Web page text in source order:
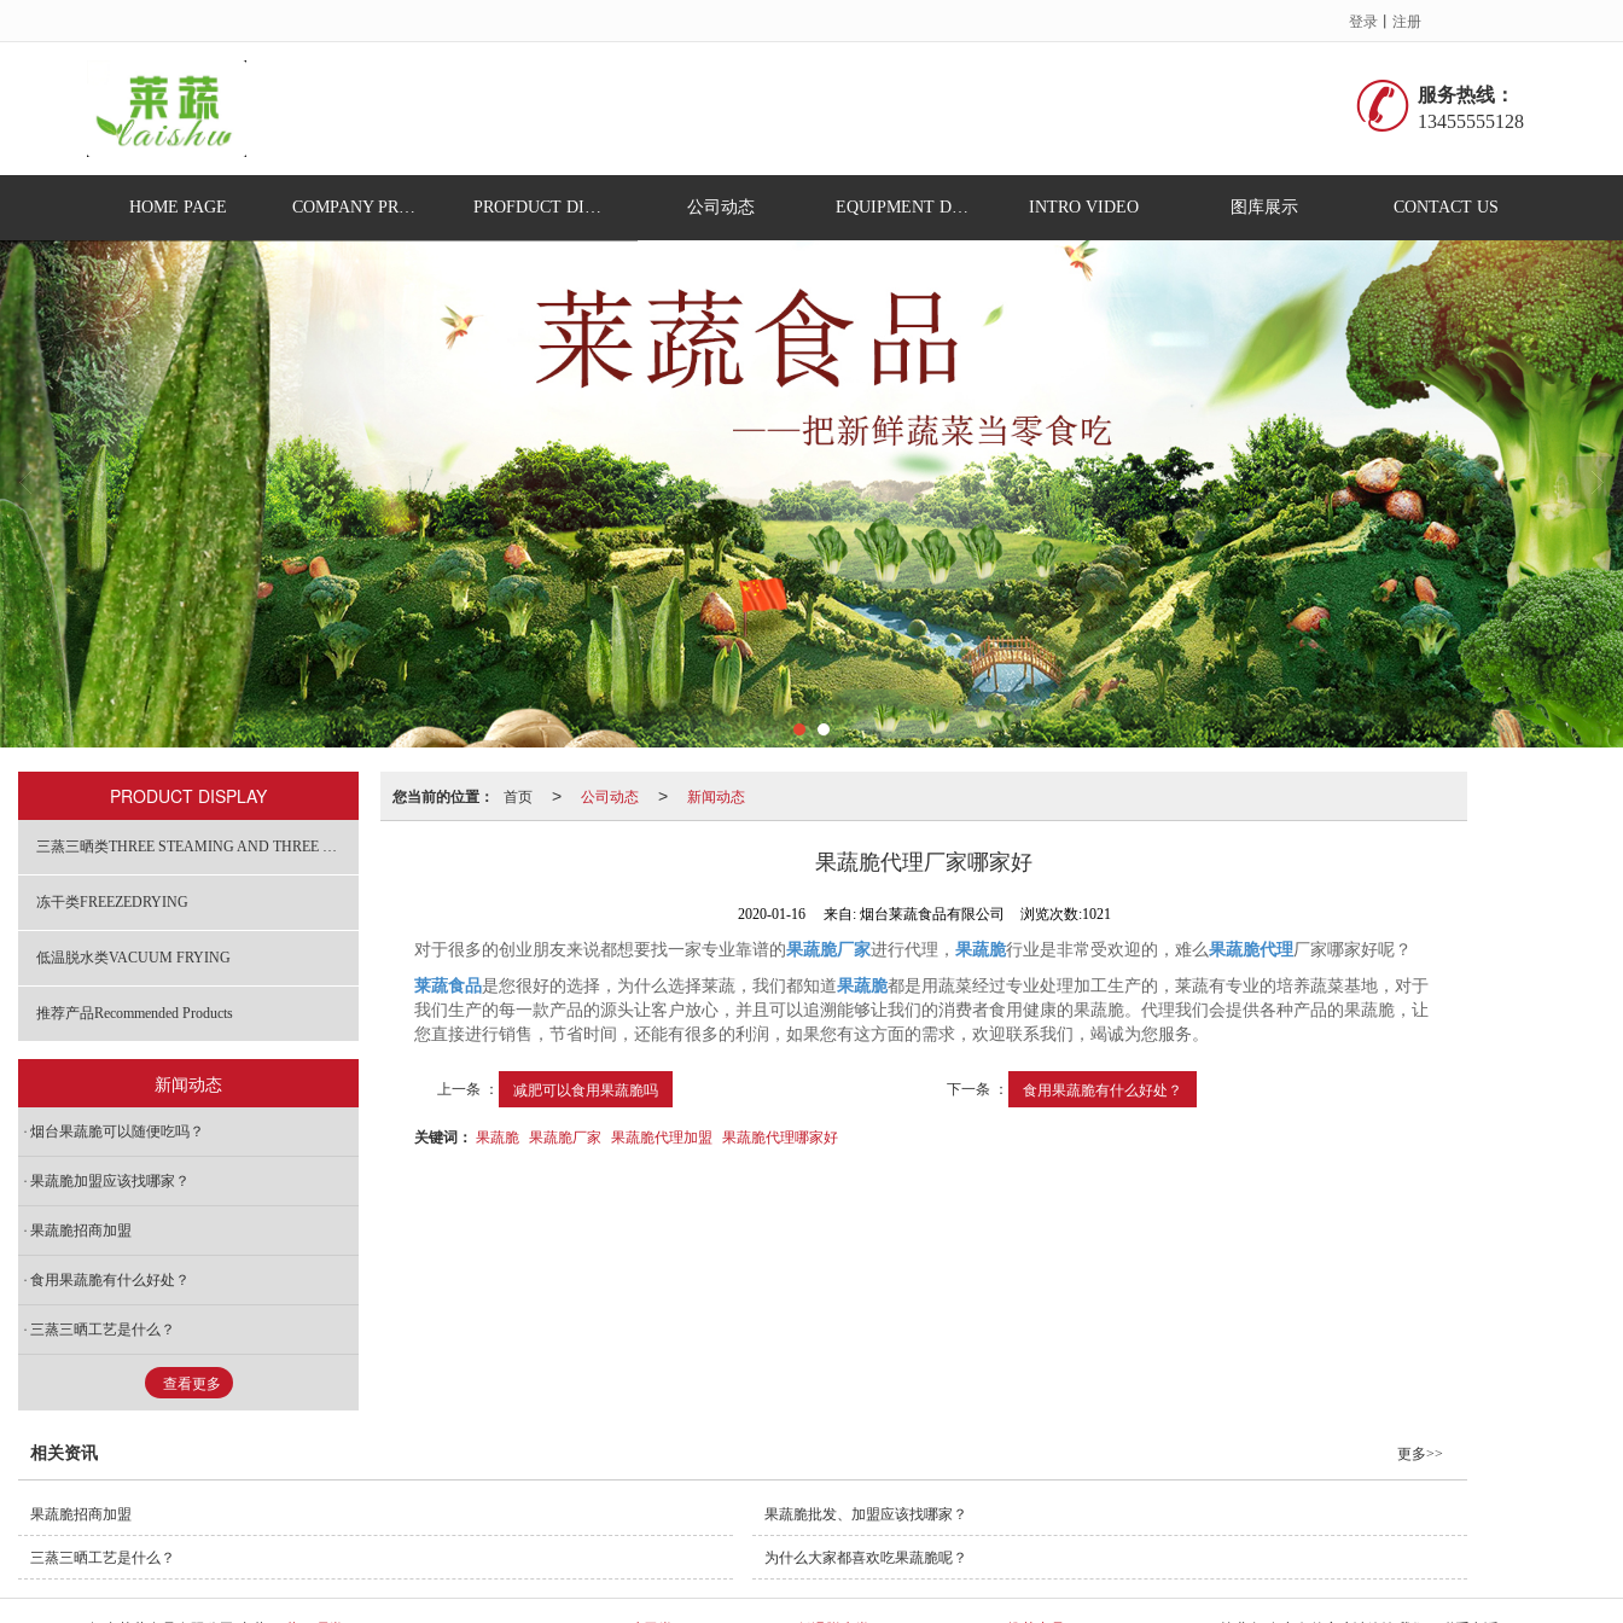
登录 丨 注册
服务热线：
13455555128
HOME PAGE COMPANY PROFILE PROFDUCT DISPLAY 公司动态 EQUIPMENT DISPLAY INTRO VIDEO 图库展示 CONTACT US
您当前的位置： 首页 > 公司动态 > 新闻动态
果蔬脆代理厂家哪家好
2020-01-16 来自: 烟台莱蔬食品有限公司 浏览次数:1021
对于很多的创业朋友来说都想要找一家专业靠谱的果蔬脆厂家进行代理， 果蔬脆行业是非常受欢迎的，难么果蔬脆代理厂家哪家好呢？
莱蔬食品是您很好的选择，为什么选择莱蔬，我们都知道果蔬脆都是用蔬菜经过专业处理加工生产的，莱蔬有专业的培养蔬菜基地，对于
我们生产的每一款产品的源头让客户放心，并且可以追溯能够让我们的消费者食用健康的果蔬脆。代理我们会提供各种产品的果蔬脆，让
您直接进行销售，节省时间，还能有很多的利润，如果您有这方面的需求，欢迎联系我们，竭诚为您服务。
上一条 ： 减肥可以食用果蔬脆吗 下一条 ： 食用果蔬脆有什么好处？
关键词： 果蔬脆 果蔬脆厂家 果蔬脆代理加盟 果蔬脆代理哪家好
PRODUCT DISPLAY
三蒸三晒类THREE STEAMING AND THREE DRYING
冻干类FREEZEDRYING
低温脱水类VACUUM FRYING
推荐产品Recommended Products
新闻动态
烟台果蔬脆可以随便吃吗？
果蔬脆加盟应该找哪家？
果蔬脆招商加盟
食用果蔬脆有什么好处？
三蒸三晒工艺是什么？
查看更多
相关资讯 更多>>
果蔬脆招商加盟 果蔬脆批发、加盟应该找哪家？
三蒸三晒工艺是什么？ 为什么大家都喜欢吃果蔬脆呢？